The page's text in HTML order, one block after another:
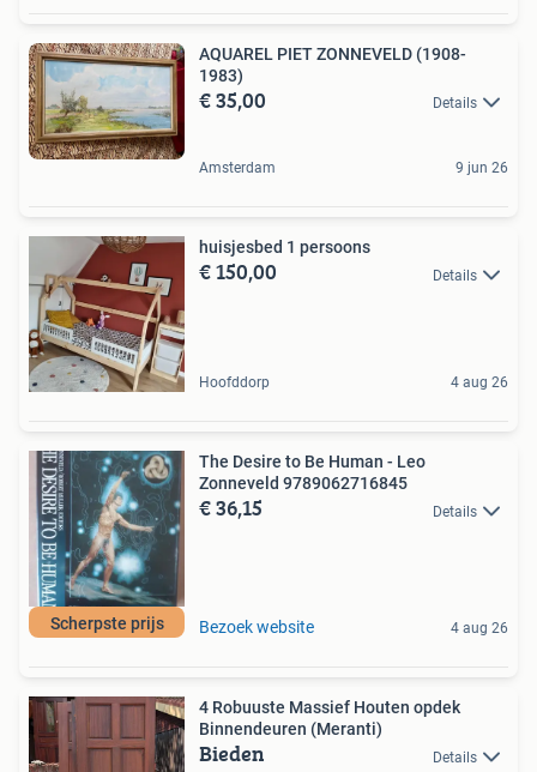
AQUAREL PIET ZONNEVELD (1908-
1983)
€ 35,00 Details
Amsterdam 9 jun 26
huisjesbed 1 persoons
€ 150,00 Details
Hoofddorp 4 aug 26
Scherpste prijs
The Desire to Be Human - Leo
Zonneveld 9789062716845
€ 36,15 Details
Bezoek website 4 aug 26
4 Robuuste Massief Houten opdek
Binnendeuren (Meranti)
Bieden Details